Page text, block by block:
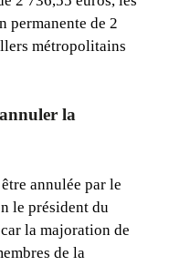
permanente de 2
métropolitains
la
annulée par le
le président du
la majoration de
de la